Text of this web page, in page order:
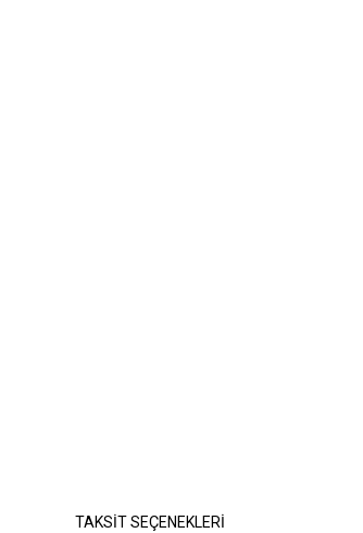
TAKSİT SEÇENEKLERİ